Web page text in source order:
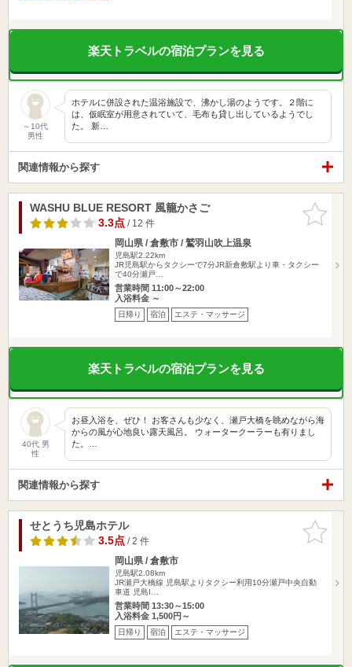
楽天トラベルの宿泊プランを見る
～10代
男性
ホテルに併設された温浴施設で、沸かし湯のようです。２階に
は、仮眠室が用意されていて、毛布も貸し出しているようでし
た。 新…
関連情報から探す
お気に入
りに追加
WASHU BLUE RESORT 風籠かさご
3.3点/ 12 件
岡山県 / 倉敷市 / 鷲羽山吹上温泉
児島駅2.22km
JR児島駅からタクシーで7分JR新倉敷駅より車・タクシー
で40分瀬戸…
営業時間 11:00～22:00
入浴料金 ～
日帰り 宿泊 エステ・マッサージ
楽天トラベルの宿泊プランを見る
40代 男
性
お昼入浴を、ぜひ！ お客さんも少なく、瀬戸大橋を眺めながら海
からの風が心地良い露天風呂。 ウォータークーラーも有りまし
た。…
関連情報から探す
お気に入
りに追加
せとうち児島ホテル
3.5点/ 2 件
岡山県 / 倉敷市
児島駅2.08km
JR瀬戸大橋線 児島駅よりタクシー利用10分瀬戸中央自動
車道 児島I…
営業時間 13:30～15:00
入浴料金 1,500円～
日帰り 宿泊 エステ・マッサージ